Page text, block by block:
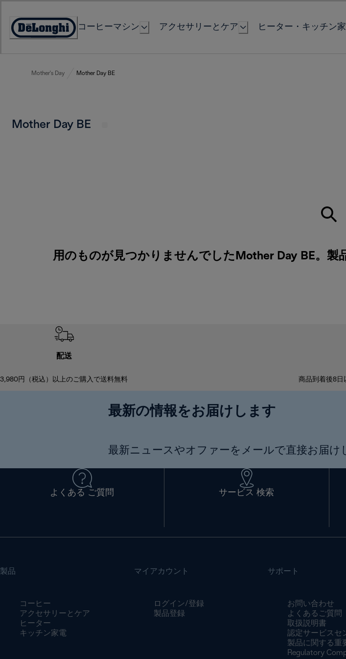
Content
Accessibility
コーヒーマシン アクセサリーとケア ヒーター・キッチン
Mother's Day Mother Day BE
Mother Day BE
用のものが見つかりませんでしたMother Day BE。製
配送
3,980円（税込）以上のご購入で送料無料 商品到着後8日
最新の情報をお届けします
最新ニュースやオファーをメールで直接お届け
よくある ご質問 サービス 検索
製品
コーヒー
アクセサリーとケア
ヒーター
キッチン家電
マイアカウント
ログイン/登録
製品登録
サポート
お問い合わせ
よくあるご質問
取扱説明書
認定サービスセ
製品に関する重
Regulatory